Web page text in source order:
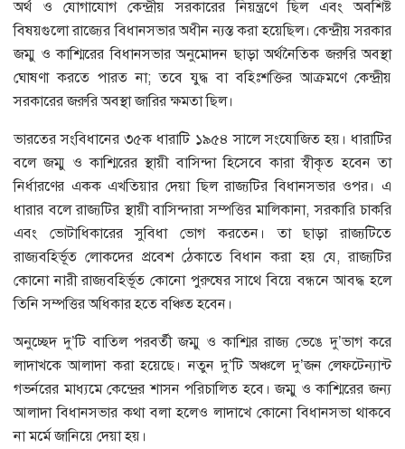
অর্থ ও যোগাযোগ কেন্দ্রীয় সরকারের নিয়ন্ত্রণে ছিল এবং অবশিষ্ট
বিষয়গুলো রাজ্যের বিধানসভার অধীন ন্যস্ত করা হয়েছিল। কেন্দ্রীয় সরকার
জম্মু ও কাশ্মিরের বিধানসভার অনুমোদন ছাড়া অর্থনৈতিক জরুরি অবস্থা
ঘোষণা করতে পারত না; তবে যুদ্ধ বা বহিঃশক্তির আক্রমণে কেন্দ্রীয়
সরকারের জরুরি অবস্থা জারির ক্ষমতা ছিল।
ভারতের সংবিধানের ৩৫ক ধারাটি ১৯৫৪ সালে সংযোজিত হয়। ধারাটির
বলে জম্মু ও কাশ্মিরের স্থায়ী বাসিন্দা হিসেবে কারা স্বীকৃত হবেন তা
নির্ধারণের একক এখতিয়ার দেয়া ছিল রাজ্যটির বিধানসভার ওপর। এ
ধারার বলে রাজ্যটির স্থায়ী বাসিন্দারা সম্পত্তির মালিকানা, সরকারি চাকরি
এবং ভোটাধিকারের সুবিধা ভোগ করতেন। তা ছাড়া রাজ্যটিতে
রাজ্যবহির্ভূত লোকদের প্রবেশ ঠেকাতে বিধান করা হয় যে, রাজ্যটির
কোনো নারী রাজ্যবহির্ভূত কোনো পুরুষের সাথে বিয়ে বন্ধনে আবদ্ধ হলে
তিনি সম্পত্তির অধিকার হতে বঞ্চিত হবেন।
অনুচ্ছেদ দু’টি বাতিল পরবর্তী জম্মু ও কাশ্মির রাজ্য ভেঙে দু’ভাগ করে
লাদাখকে আলাদা করা হয়েছে। নতুন দু’টি অঞ্চলে দু’জন লেফটেন্যান্ট
গভর্নরের মাধ্যমে কেন্দ্রের শাসন পরিচালিত হবে। জম্মু ও কাশ্মিরের জন্য
আলাদা বিধানসভার কথা বলা হলেও লাদাখে কোনো বিধানসভা থাকবে
না মর্মে জানিয়ে দেয়া হয়।